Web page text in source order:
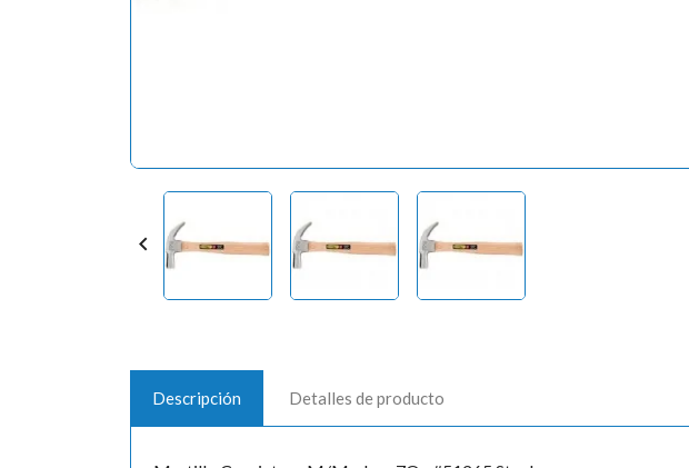

Descripción Detalles de producto